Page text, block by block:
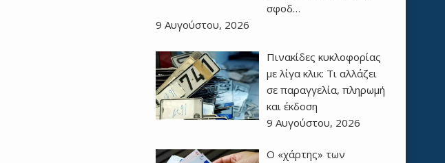
σφοδ…
9 Αυγούστου, 2026
Πινακίδες κυκλοφορίας
με λίγα κλικ: Τι αλλάζει
σε παραγγελία, πληρωμή
και έκδοση
9 Αυγούστου, 2026
Ο «χάρτης» των